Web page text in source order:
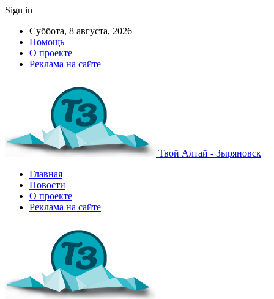
Sign in
Суббота, 8 августа, 2026
Помощь
О проекте
Реклама на сайте
Твой Алтай - Зыряновск
Главная
Новости
О проекте
Реклама на сайте